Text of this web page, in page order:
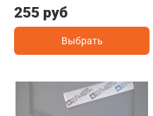
255 руб
Выбрать